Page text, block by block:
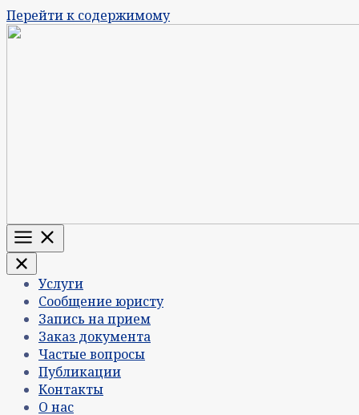
Перейти к содержимому
Меню
Услуги
Сообщение юристу
Запись на прием
Заказ документа
Частые вопросы
Публикации
Контакты
О нас